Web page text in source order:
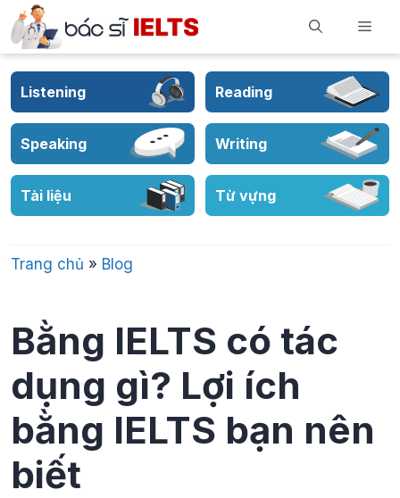
Skip
to
content
Listening Reading
Speaking Writing
Tài liệu Từ vựng
Trang chủ » Blog
Bằng IELTS có tác
dụng gì? Lợi ích
bằng IELTS bạn nên
biết